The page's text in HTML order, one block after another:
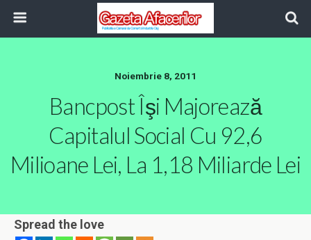
Noiembrie 8, 2011
Bancpost Îşi Majorează
Capitalul Social Cu 92,6
Milioane Lei, La 1,18 Miliarde Lei
Spread the love